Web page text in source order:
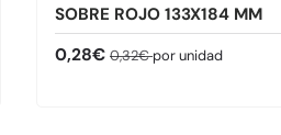
SOBRE ROJO 133X184 MM
Precio de venta
0,28€ Precio normal
0,32€por unidad